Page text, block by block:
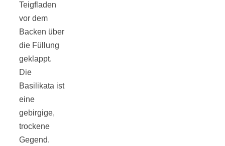
Teigfladen
vor dem
Backen über
die Füllung
geklappt.
Die
Basilikata ist
eine
gebirgige,
trockene
Gegend.